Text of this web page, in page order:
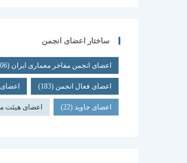
ساختار اعضای انجمن
اعضای انجمن مفاخر معماری ایران (206)
اعضای فعال انجمن (183)
اعضای جاوید(22) اعضای هیئت